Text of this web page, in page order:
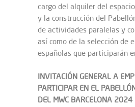
cargo del alquiler del
y la construcción del
de actividades paralelas y
así como de la selección de
españolas que participarán
INVITACIÓN GENERAL A
PARTICIPAR EN EL
DEL MWC BARCELONA 2024